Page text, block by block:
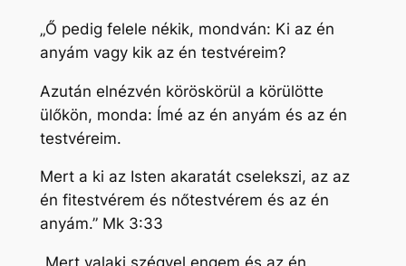
„Ő pedig felele nékik, mondván: Ki az én
anyám vagy kik az én testvéreim?
Azután elnézvén köröskörül a körülötte
ülőkön, monda: Ímé az én anyám és az én
testvéreim.
Mert a ki az Isten akaratát cselekszi, az az
én fitestvérem és nőtestvérem és az én
anyám.” Mk 3:33